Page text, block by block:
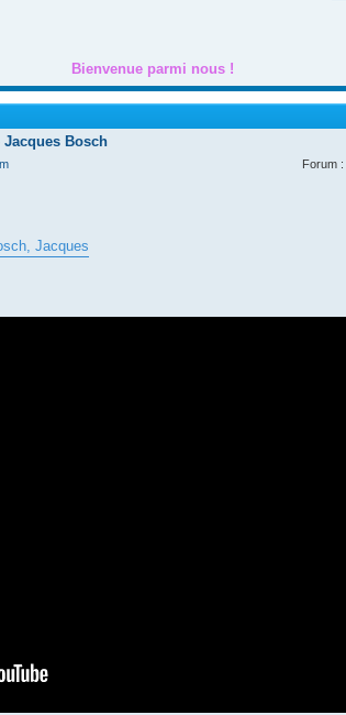
Bienvenue parmi nous !
Jacques Bosch
Forum :
Jacques